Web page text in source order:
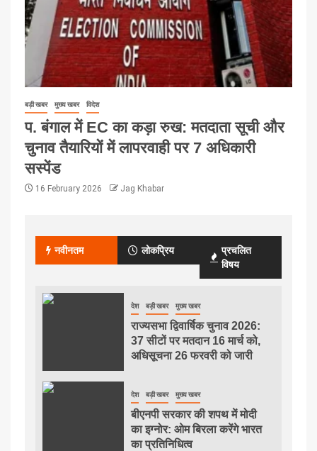
बड़ी खबर मुख्य खबर विदेश
प. बंगाल में EC का कड़ा रुख: मतदाता सूची और
चुनाव तैयारियों में लापरवाही पर 7 अधिकारी
सस्पेंड
16 February 2026 Jag Khabar
नवीनतम लोकप्रिय
प्रचलित
विषय
देश बड़ी खबर मुख्य खबर
राज्यसभा द्विवार्षिक चुनाव 2026:
37 सीटों पर मतदान 16 मार्च को,
अधिसूचना 26 फरवरी को जारी
देश बड़ी खबर मुख्य खबर
बीएनपी सरकार की शपथ में मोदी
का इग्नोर: ओम बिरला करेंगे भारत
का प्रतिनिधित्व